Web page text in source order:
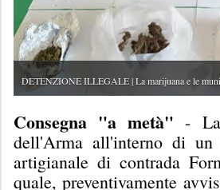
DETENZIONE ILLEGALE | La marijuana e le
Consegna "a metà" -
dell'Arma all'interno di un
artigianale di contrada
quale, preventivamente